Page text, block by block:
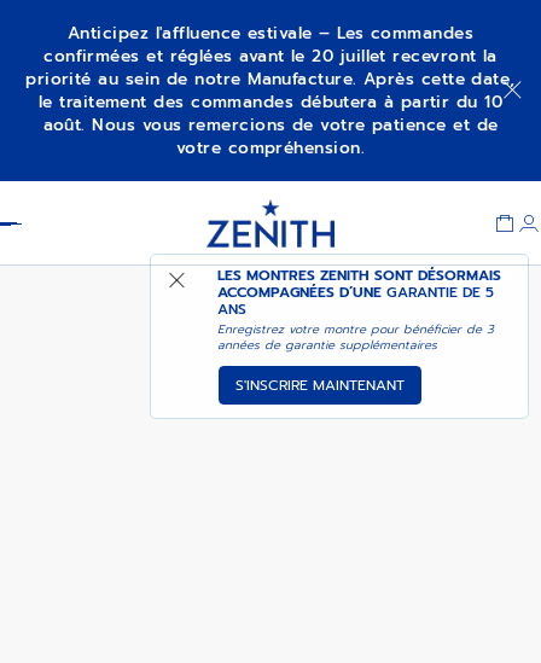
Anticipez l'affluence estivale – Les commandes
confirmées et réglées avant le 20 juillet recevront la
priorité au sein de notre Manufacture. Après cette date,
le traitement des commandes débutera à partir du 10
août. Nous vous remercions de votre patience et de
votre compréhension.
LES MONTRES ZENITH SONT DÉSORMAIS
ACCOMPAGNÉES D’UNEGARANTIE DE 5
ANS
Enregistrez votre montre pour bénéficier de 3
années de garantie supplémentaires
S'INSCRIRE MAINTENANT
CHRONOMASTER ORIGINAL M’ALERTER